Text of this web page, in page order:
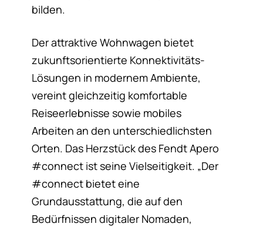
bilden.
Der attraktive Wohnwagen bietet
zukunftsorientierte Konnektivitäts-
Lösungen in modernem Ambiente,
vereint gleichzeitig komfortable
Reiseerlebnisse sowie mobiles
Arbeiten an den unterschiedlichsten
Orten. Das Herzstück des Fendt Apero
#connect ist seine Vielseitigkeit. „Der
#connect bietet eine
Grundausstattung, die auf den
Bedürfnissen digitaler Nomaden,